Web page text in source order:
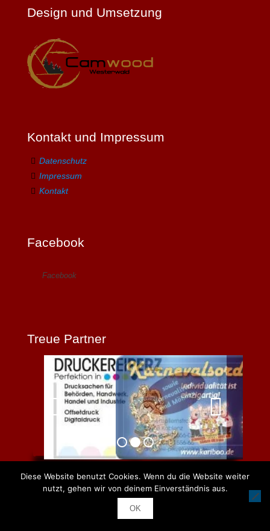
Design und Umsetzung
Kontakt und Impressum
Datenschutz
Impressum
Kontakt
Facebook
Facebook
Treue Partner
Diese Website benutzt Cookies. Wenn du die Website weiter
nutzt, gehen wir von deinem Einverständnis aus.
OK